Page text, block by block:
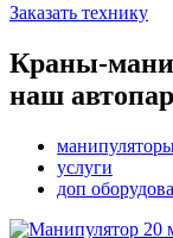
Заказать технику
Краны-
наш
услуги
доп